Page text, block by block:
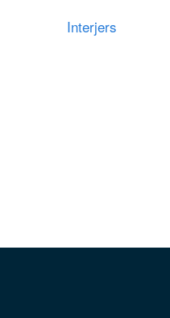
Interjers